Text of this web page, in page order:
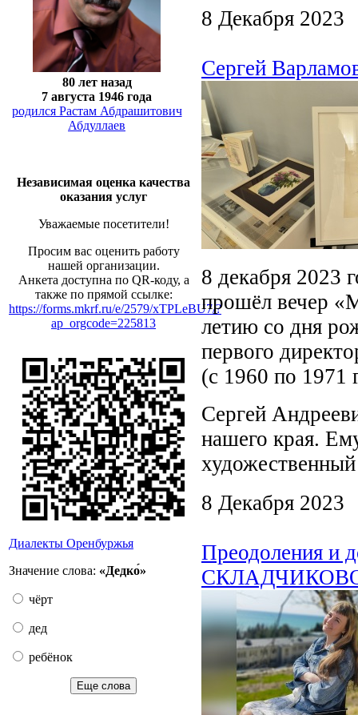
80 лет назад
7 августа 1946 года
родился Растам Абдрашитович
Абдуллаев
Независимая оценка качества
оказания услуг
Уважаемые посетители!
Просим вас оценить работу
нашей организации.
Анкета доступна по QR-коду, а
также по прямой ссылке:
https://forms.mkrf.ru/e/2579/xTPLeBU7/?
ap_orgcode=225813
Диалекты Оренбуржья
Значение слова: «Дедко́»
чёрт
дед
ребёнок
Еще слова
8 Декабря 2023
Сергей
8 декабря 2023
прошёл вечер
летию со дня
первого
(с 1960 по 1971
Сергей
нашего края.
8 Декабря 2023
Преодоления и